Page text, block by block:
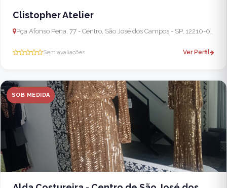
Clistopher Atelier
Pça Afonso Pena, 77 - Centro, São José dos Campos - SP, 12210-090, Brasil
Sem avaliações Ver Perfil
SOB MEDIDA